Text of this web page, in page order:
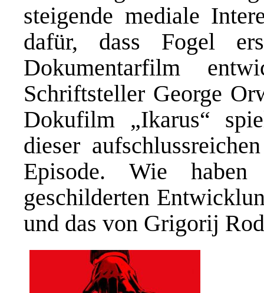
steigende mediale
dafür, dass Fogel
Dokumentarfilm
Schriftsteller George
Dokufilm „Ikarus“
dieser
Episode. Wie
geschilderten
und das von Grigorij